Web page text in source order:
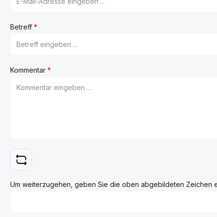
Betreff *
Kommentar *
Um weiterzugehen, geben Sie die oben abgebildeten Zeichen